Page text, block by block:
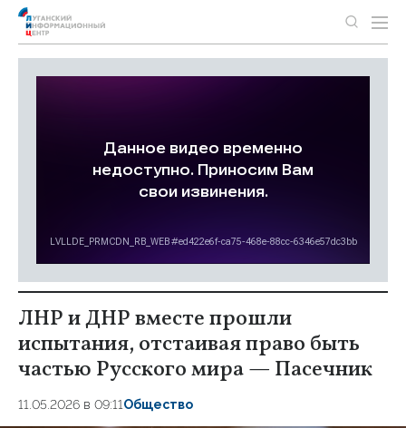
ЛНР и ДНР вместе прошли
испытания, отстаивая право быть
частью Русского мира — Пасечник
11.05.2026 в 09:11Общество